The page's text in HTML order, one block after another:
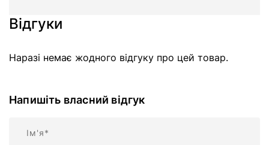
Відгуки
Наразі немає жодного відгуку про цей товар.
Напишіть власний відгук